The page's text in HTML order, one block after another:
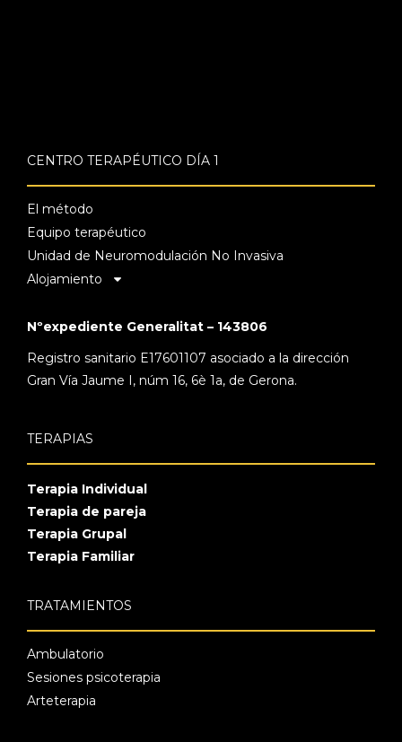
CENTRO TERAPÉUTICO DÍA 1
El método
Equipo terapéutico
Unidad de Neuromodulación No Invasiva
Alojamiento
Nºexpediente Generalitat – 143806
Registro sanitario E17601107 asociado a la dirección
Gran Vía Jaume I, núm 16, 6è 1a, de Gerona.
TERAPIAS
Terapia Individual
Terapia de pareja
Terapia Grupal
Terapia Familiar
TRATAMIENTOS
Ambulatorio
Sesiones psicoterapia
Arteterapia